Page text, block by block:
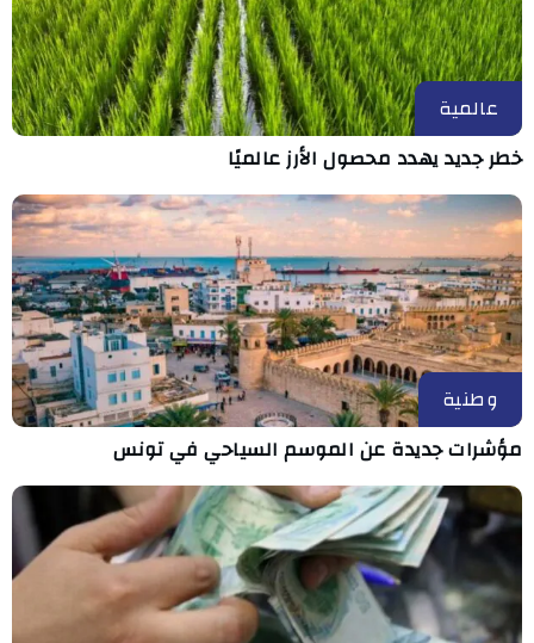
عالمية
خطر جديد يهدد محصول الأرز عالميًا
وطنية
مؤشرات جديدة عن الموسم السياحي في تونس